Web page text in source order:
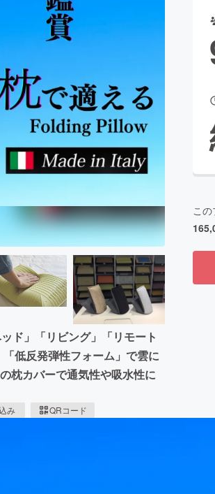
ビューティー
for Social GoodCAMPFIRE Creation
CAMPFIREふるさと納税machi-yaコミュニティ
ド」「リビング」「リモート
低反発弾性フォーム」で雲に
枕カバーで通気性や吸水性に
み QRコード
この